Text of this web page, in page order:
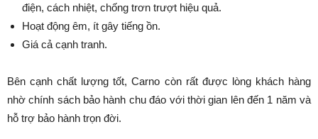
điện, cách nhiệt, chống trơn trượt hiệu quả.
Hoạt động êm, ít gây tiếng ồn.
Giá cả cạnh tranh.
Bên cạnh chất lượng tốt, Carno còn rất được lòng khách hàng
nhờ chính sách bảo hành chu đáo với thời gian lên đến 1 năm và
hỗ trợ bảo hành trọn đời.